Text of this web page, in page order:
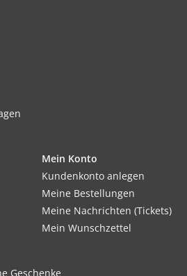
Mein Konto
Kundenkonto anlegen
Meine Bestellungen
Meine Nachrichten (Tickets)
Mein Wunschzettel
Geschenke